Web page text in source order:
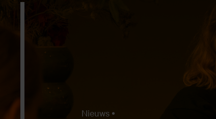
Nieuws